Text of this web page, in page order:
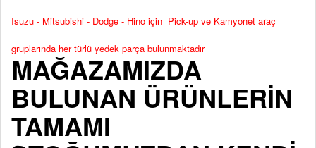
Isuzu - Mitsubishi - Dodge - Hino için Pick-up ve Kamyonet araç
gruplarında her türlü yedek parça bulunmaktadır
MAĞAZAMIZDA
BULUNAN ÜRÜNLERİN
TAMAMI